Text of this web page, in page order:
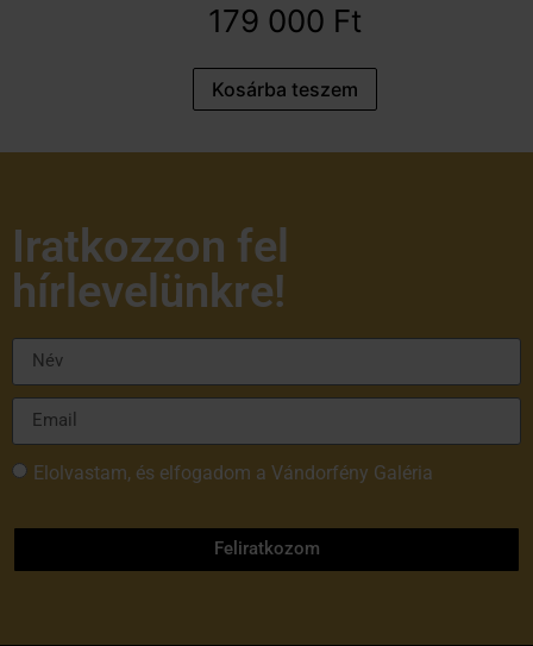
179 000 Ft
Kosárba teszem
Iratkozzon fel
hírlevelünkre!
Elolvastam, és elfogadom a Vándorfény Galéria
Feliratkozom